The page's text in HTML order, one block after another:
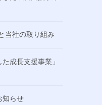
当社の取り組み
成長支援事業」
知らせ